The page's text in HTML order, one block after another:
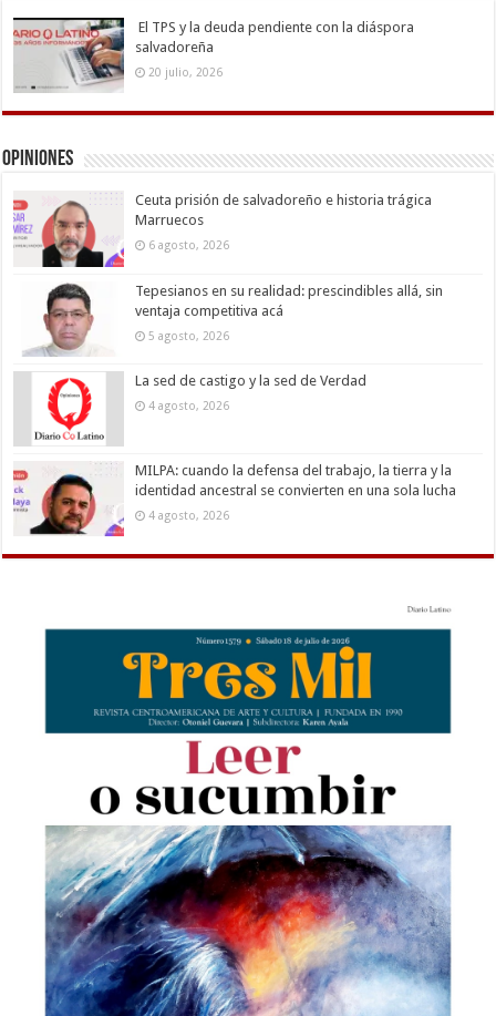
El TPS y la deuda pendiente con la diáspora
salvadoreña
20 julio, 2026
Opiniones
Ceuta prisión de salvadoreño e historia trágica
Marruecos
6 agosto, 2026
Tepesianos en su realidad: prescindibles allá, sin
ventaja competitiva acá
5 agosto, 2026
La sed de castigo y la sed de Verdad
4 agosto, 2026
MILPA: cuando la defensa del trabajo, la tierra y la
identidad ancestral se convierten en una sola lucha
4 agosto, 2026